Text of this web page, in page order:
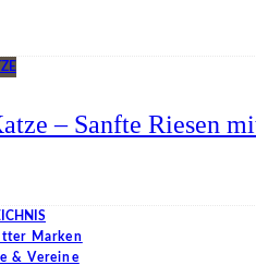
– Sanfte Riesen
Marken
& Vereine